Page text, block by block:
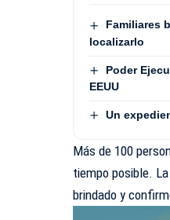
Familiares
localizarlo
Poder
EEUU
Un
Más de 100
tiempo posible.
brindado y